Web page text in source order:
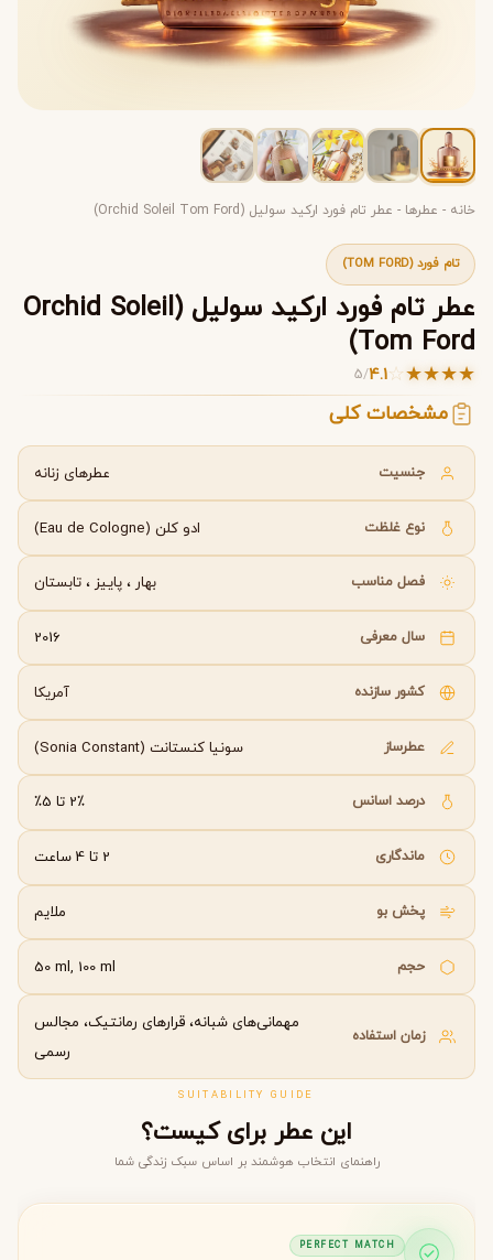
خانه - عطرها - عطر تام فورد ارکید سولیل (Orchid Soleil Tom Ford)
تام فورد (TOM FORD)
عطر تام فورد ارکید سولیل (Orchid Soleil
Tom Ford)
★
★
★
★
☆
4.1
/
5
مشخصات کلی
جنسیت عطرهای زنانه
نوع غلظت ادو کلن (Eau de Cologne)
فصل مناسب بهار ، پاییز ، تابستان
سال معرفی 2016
کشور سازنده آمریکا
عطرساز سونیا کنستانت (Sonia Constant)
درصد اسانس 2٪ تا 5٪
ماندگاری 2 تا 4 ساعت
پخش بو ملایم
حجم 50 ml, 100 ml
زمان استفاده
مهمانی‌های شبانه، قرارهای رمانتیک، مجالس
رسمی
SUITABILITY GUIDE
این عطر برای کیست؟
راهنمای انتخاب هوشمند بر اساس سبک زندگی شما
PERFECT MATCH